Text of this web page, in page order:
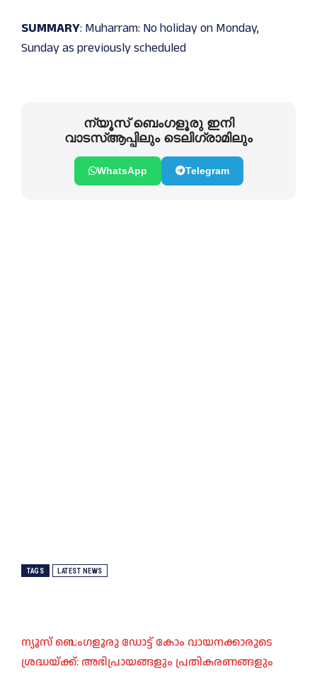
SUMMARY: Muharram: No holiday on Monday,
Sunday as previously scheduled
ന്യൂസ് ബെംഗളൂരു ഇനി
വാടസ്ആപ്പിലും ടെലിഗ്രാമിലും
WhatsApp Telegram
TAGS LATEST NEWS
ന്യൂസ് ബെംഗളൂരു ഡോട്ട് കോം വായനക്കാരുടെ
ശ്രദ്ധയ്ക്ക്: അഭിപ്രായങ്ങളും പ്രതികരണങ്ങളും